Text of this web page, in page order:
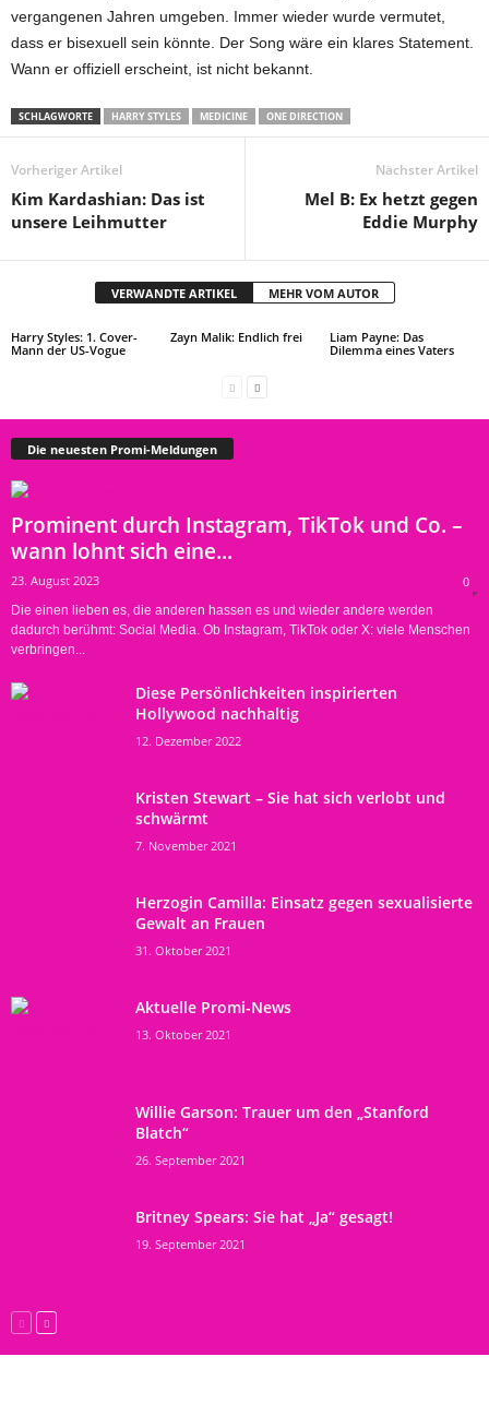
vergangenen Jahren umgeben. Immer wieder wurde vermutet,
dass er bisexuell sein könnte. Der Song wäre ein klares Statement.
Wann er offiziell erscheint, ist nicht bekannt.
SCHLAGWORTE HARRY STYLES MEDICINE ONE DIRECTION
Vorheriger Artikel
Kim Kardashian: Das ist
unsere Leihmutter
Nächster Artikel
Mel B: Ex hetzt gegen
Eddie Murphy
VERWANDTE ARTIKEL MEHR VOM AUTOR
Harry Styles: 1. Cover-
Mann der US-Vogue
Zayn Malik: Endlich frei
Liam Payne: Das
Dilemma eines Vaters
Die neuesten Promi-Meldungen
Prominent durch Instagram, TikTok und Co. –
wann lohnt sich eine...
23. August 2023 0
Die einen lieben es, die anderen hassen es und wieder andere werden
dadurch berühmt: Social Media. Ob Instagram, TikTok oder X: viele Menschen
verbringen...
Diese Persönlichkeiten inspirierten
Hollywood nachhaltig
12. Dezember 2022
Kristen Stewart – Sie hat sich verlobt und
schwärmt
7. November 2021
Herzogin Camilla: Einsatz gegen sexualisierte
Gewalt an Frauen
31. Oktober 2021
Aktuelle Promi-News
13. Oktober 2021
Willie Garson: Trauer um den „Stanford
Blatch“
26. September 2021
Britney Spears: Sie hat „Ja“ gesagt!
19. September 2021